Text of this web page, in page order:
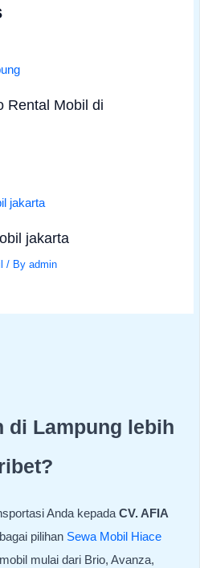
Rental Mobil di
jakarta
/ Byadmin
di Lampung lebih
Anda kepadaCV. AFIA
pilihan Sewa Mobil Hiace
mobil mulai dari Brio, Avanza,